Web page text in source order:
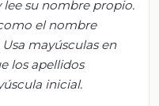
lee su nombre propio.
el nombre
mayúsculas en
los apellidos
inicial.